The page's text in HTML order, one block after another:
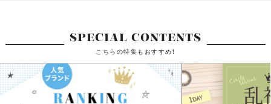
SPECIAL CONTENTS
こちらの特集もおすすめ!